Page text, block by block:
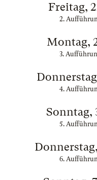
Freitag,
2.
Montag,
3.
4.
Sonntag,
5.
6.